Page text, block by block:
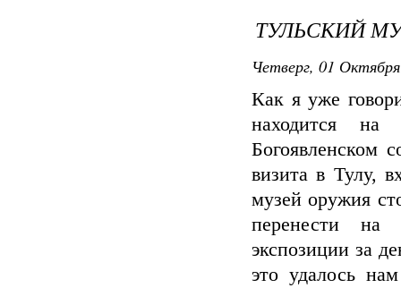
ТУЛЬСКИЙ
Четверг, 01
Как я уже
находится
Богоявленском
визита в Тулу,
музей оружия
перенести на
экспозиции за
это удалось